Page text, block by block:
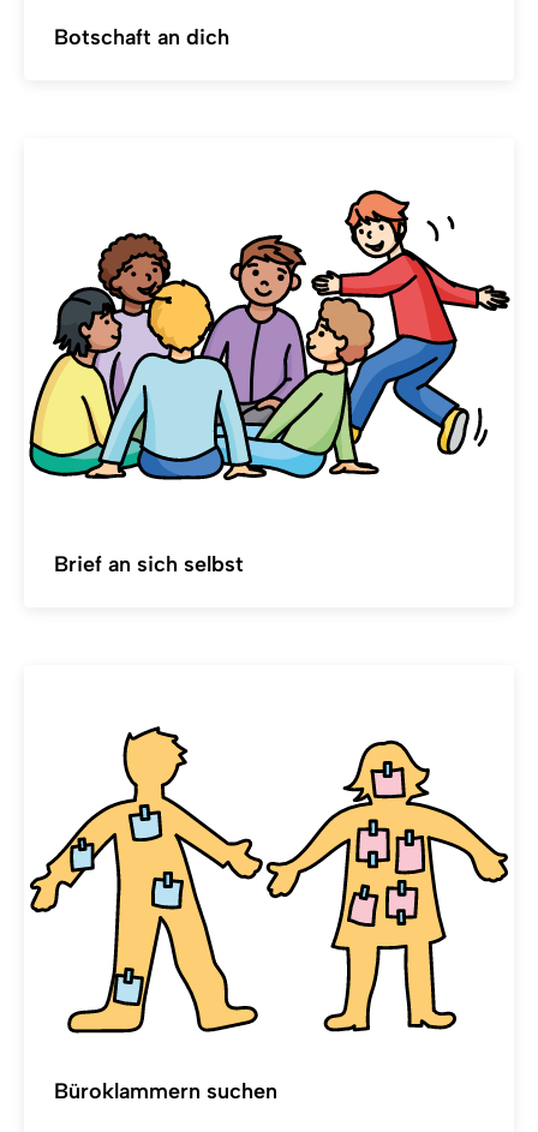
Botschaft an dich
Brief an sich selbst
Büroklammern suchen